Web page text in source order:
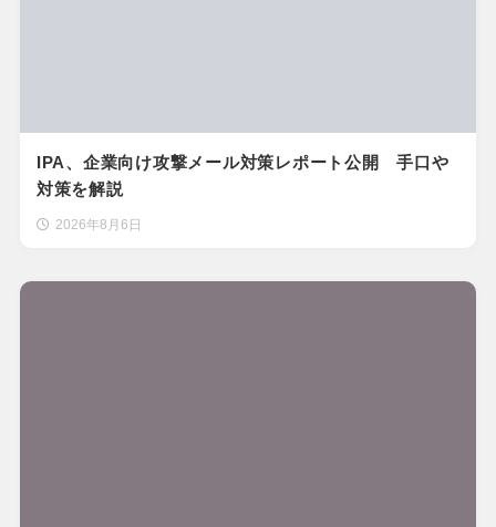
IPA、企業向け攻撃メール対策レポート公開 手口や
対策を解説
2026年8月6日